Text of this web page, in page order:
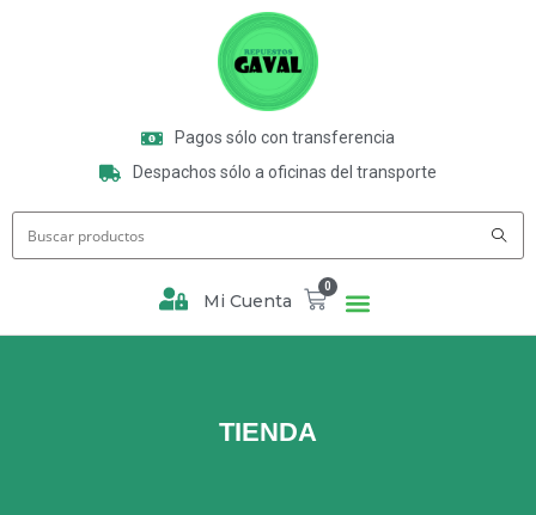
Pagos sólo con transferencia
Despachos sólo a oficinas del transporte
Mi Cuenta
0
TIENDA